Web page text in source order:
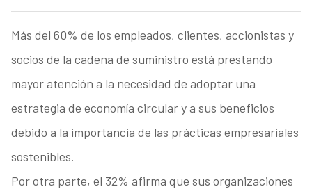
Más del 60% de los empleados, clientes, accionistas y
socios de la cadena de suministro está prestando
mayor atención a la necesidad de adoptar una
estrategia de economía circular y a sus beneficios
debido a la importancia de las prácticas empresariales
sostenibles.
Por otra parte, el 32% afirma que sus organizaciones